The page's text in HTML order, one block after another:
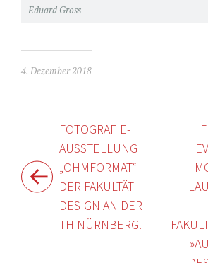
Eduard Gross
4. Dezember 2018
Beitragsnavigation
FOTOGRAFIE-
AUSSTELLUNG
„OHMFORMAT“
DER FAKULTÄT
DESIGN AN DER
TH NÜRNBERG.